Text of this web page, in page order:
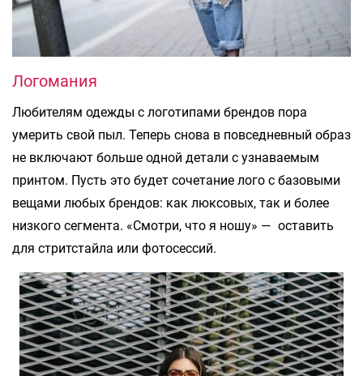
Логомания
Любителям одежды с логотипами брендов пора
умерить свой пыл. Теперь снова в повседневный образ
не включают больше одной детали с узнаваемым
принтом. Пусть это будет сочетание лого с базовыми
вещами любых брендов: как люксовых, так и более
низкого сегмента. «Смотри, что я ношу» — оставить
для стритстайла или фотосессий.